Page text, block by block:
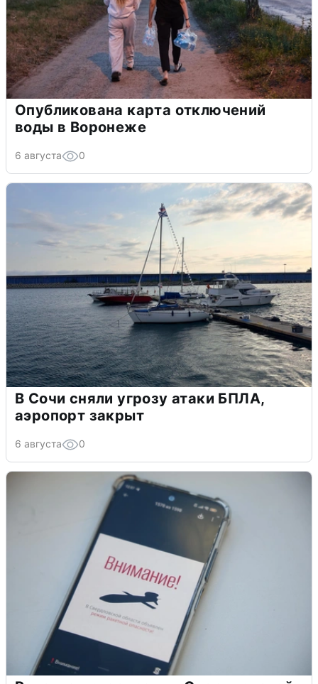
Опубликована карта отключений
воды в Воронеже
6 августа 0
В Сочи сняли угрозу атаки БПЛА,
аэропорт закрыт
6 августа 0